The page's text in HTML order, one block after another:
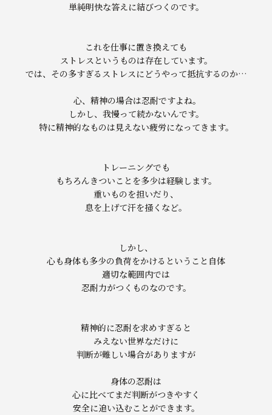
単純明快な答えに結びつくのです。
これを仕事に置き換えても
ストレスというものは存在しています。
では、その多すぎるストレスにどうやって抵抗するのか…
心、精神の場合は忍耐ですよね。
しかし、我慢って続かないんです。
特に精神的なものは見えない疲労になってきます。
トレーニングでも
もちろんきついことを多少は経験します。
重いものを担いだり、
息を上げて汗を掻くなど。
しかし、
心も身体も多少の負荷をかけるということ自体
適切な範囲内では
忍耐力がつくものなのです。
精神的に忍耐を求めすぎると
みえない世界なだけに
判断が難しい場合がありますが
身体の忍耐は
心に比べてまだ判断がつきやすく
安全に追い込むことができます。